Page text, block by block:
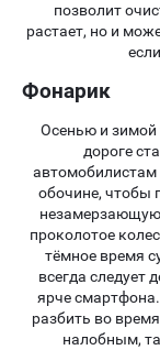
позволит
растает, но и
Фонарик
Осенью и зимой
дороге
автомобилистам
обочине, чтобы
незамерзающую
проколотое
тёмное время
всегда следует
ярче
разбить во
налобным,